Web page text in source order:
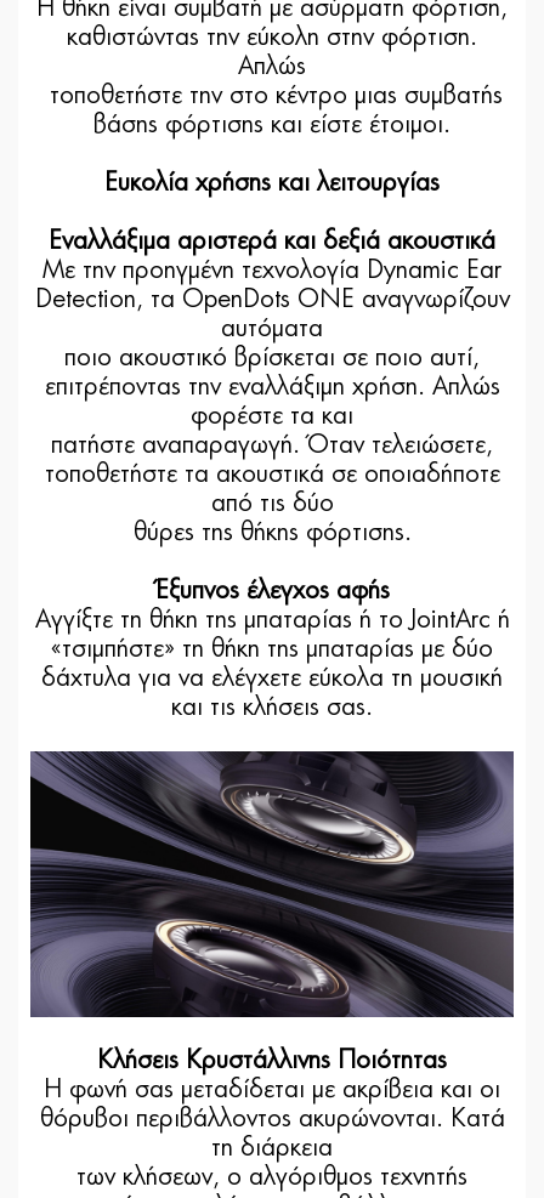
Η θήκη είναι συμβατή με ασύρματη φόρτιση,
καθιστώντας την εύκολη στην φόρτιση.
Απλώς
τοποθετήστε την στο κέντρο μιας συμβατής
βάσης φόρτισης και είστε έτοιμοι.
Ευκολία χρήσης και λειτουργίας
Εναλλάξιμα αριστερά και δεξιά ακουστικά
Με την προηγμένη τεχνολογία Dynamic Ear
Detection, τα OpenDots ONE αναγνωρίζουν
αυτόματα
ποιο ακουστικό βρίσκεται σε ποιο αυτί,
επιτρέποντας την εναλλάξιμη χρήση. Απλώς
φορέστε τα και
πατήστε αναπαραγωγή. Όταν τελειώσετε,
τοποθετήστε τα ακουστικά σε οποιαδήποτε
από τις δύο
θύρες της θήκης φόρτισης.
Έξυπνος έλεγχος αφής
Αγγίξτε τη θήκη της μπαταρίας ή το JointArc ή
«τσιμπήστε» τη θήκη της μπαταρίας με δύο
δάχτυλα για να ελέγχετε εύκολα τη μουσική
και τις κλήσεις σας.
Κλήσεις Κρυστάλλινης Ποιότητας
Η φωνή σας μεταδίδεται με ακρίβεια και οι
θόρυβοι περιβάλλοντος ακυρώνονται. Κατά
τη διάρκεια
των κλήσεων, ο αλγόριθμος τεχνητής